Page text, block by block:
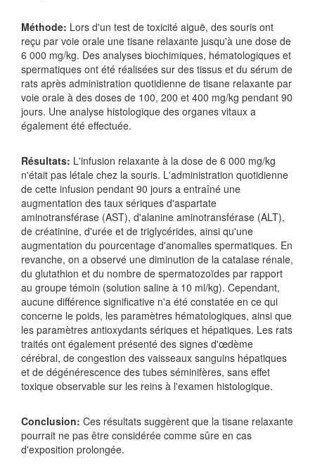
Méthode: Lors d'un test de toxicité aiguë, des souris ont
reçu par voie orale une tisane relaxante jusqu'à une dose de
6 000 mg/kg. Des analyses biochimiques, hématologiques et
spermatiques ont été réalisées sur des tissus et du sérum de
rats après administration quotidienne de tisane relaxante par
voie orale à des doses de 100, 200 et 400 mg/kg pendant 90
jours. Une analyse histologique des organes vitaux a
également été effectuée.
Résultats: L'infusion relaxante à la dose de 6 000 mg/kg
n'était pas létale chez la souris. L'administration quotidienne
de cette infusion pendant 90 jours a entraîné une
augmentation des taux sériques d'aspartate
aminotransférase (AST), d'alanine aminotransférase (ALT),
de créatinine, d'urée et de triglycérides, ainsi qu'une
augmentation du pourcentage d'anomalies spermatiques. En
revanche, on a observé une diminution de la catalase rénale,
du glutathion et du nombre de spermatozoïdes par rapport
au groupe témoin (solution saline à 10 ml/kg). Cependant,
aucune différence significative n'a été constatée en ce qui
concerne le poids, les paramètres hématologiques, ainsi que
les paramètres antioxydants sériques et hépatiques. Les rats
traités ont également présenté des signes d'œdème
cérébral, de congestion des vaisseaux sanguins hépatiques
et de dégénérescence des tubes séminifères, sans effet
toxique observable sur les reins à l'examen histologique.
Conclusion: Ces résultats suggèrent que la tisane relaxante
pourrait ne pas être considérée comme sûre en cas
d'exposition prolongée.